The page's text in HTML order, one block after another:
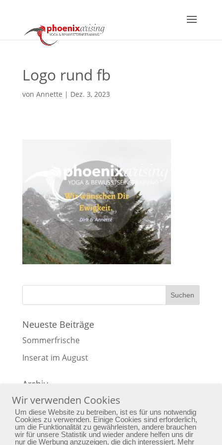
Logo rund fb
von Annette | Dez. 3, 2023
Neueste Beiträge
Sommerfrische
Inserat im August
Archiv
Archiv
Wir verwenden Cookies
Um diese Website zu betreiben, ist es für uns notwendig
Cookies zu verwenden. Einige Cookies sind erforderlich,
um die Funktionalität zu gewährleisten, andere brauchen
wir für unsere Statistik und wieder andere helfen uns dir
nur die Werbung anzuzeigen, die dich interessiert. Mehr